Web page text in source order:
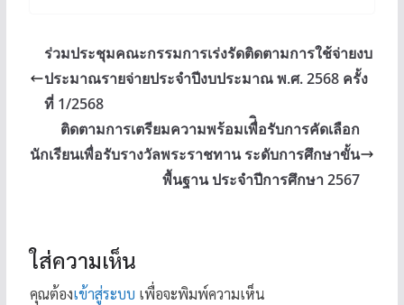
ร่วมประชุมคณะกรรมการเร่งรัดติดตามการใช้จ่ายงบ
ประมาณรายจ่ายประจำปีงบประมาณ พ.ศ. 2568 ครั้ง
ที่ 1/2568
ติดตามการเตรียมความพร้อมเพื่ิอรับการคัดเลือก
นักเรียนเพื่อรับรางวัลพระราชทาน ระดับการศึกษาขั้น
พื้นฐาน ประจำปีการศึกษา 2567
ใส่ความเห็น
คุณต้องเข้าสู่ระบบ เพื่อจะพิมพ์ความเห็น